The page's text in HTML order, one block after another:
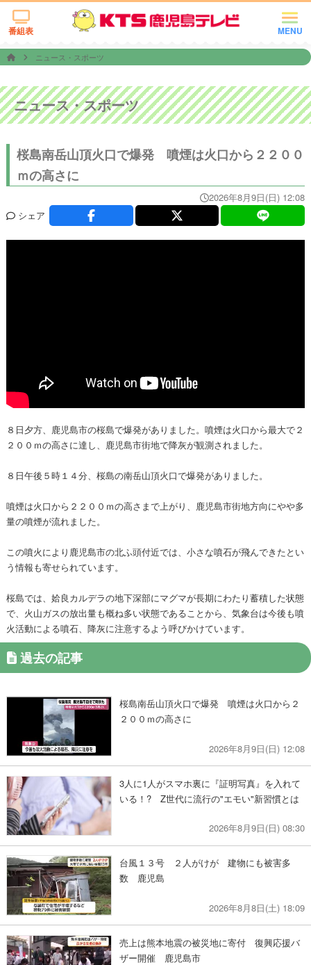
MENU
番組表
ニュース・スポーツ
ニュース・スポーツ
桜島南岳山頂火口で爆発 噴煙は火口から２２００
ｍの高さに
2026年8月9日(日) 12:08
シェア
８日夕方、鹿児島市の桜島で爆発がありました。噴煙は火口から最大で２
２００ｍの高さに達し、鹿児島市街地で降灰が観測されました。
８日午後５時１４分、桜島の南岳山頂火口で爆発がありました。
噴煙は火口から２２００ｍの高さまで上がり、鹿児島市街地方向にやや多
量の噴煙が流れました。
この噴火により鹿児島市の北ふ頭付近では、小さな噴石が飛んできたとい
う情報も寄せられています。
桜島では、姶良カルデラの地下深部にマグマが長期にわたり蓄積した状態
で、火山ガスの放出量も概ね多い状態であることから、気象台は今後も噴
火活動による噴石、降灰に注意するよう呼びかけています。
過去の記事
桜島南岳山頂火口で爆発 噴煙は火口から２
２００ｍの高さに
2026年8月9日(日) 12:08
3人に1人がスマホ裏に『証明写真』を入れて
いる！? Z世代に流行の"エモい"新習慣とは
2026年8月9日(日) 08:30
台風１３号 ２人がけが 建物にも被害多
数 鹿児島
2026年8月8日(土) 18:09
売上は熊本地震の被災地に寄付 復興応援バ
ザー開催 鹿児島市